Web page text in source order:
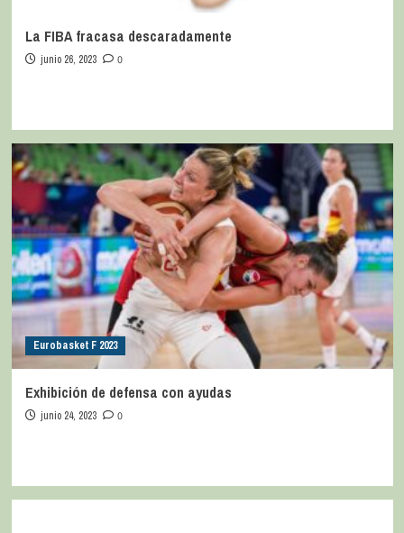
La FIBA fracasa descaradamente
junio 26, 2023 0
Eurobasket F 2023
Exhibición de defensa con ayudas
junio 24, 2023 0